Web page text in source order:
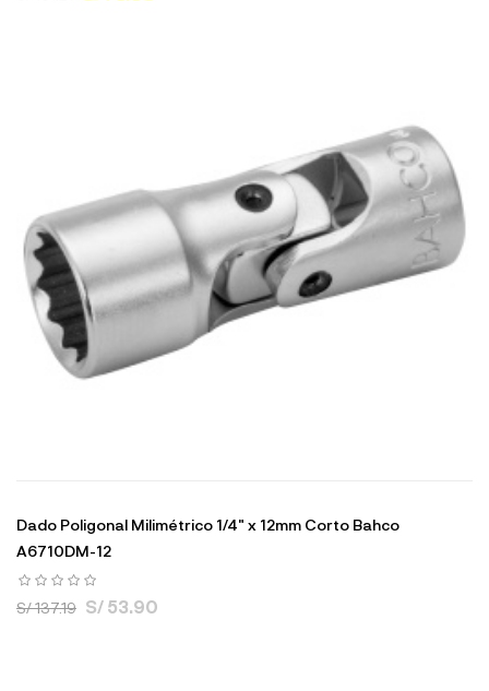
Dado Poligonal Milimétrico 1/4" x 12mm Corto Bahco
A6710DM-12
S/ 137.19 S/ 53.90